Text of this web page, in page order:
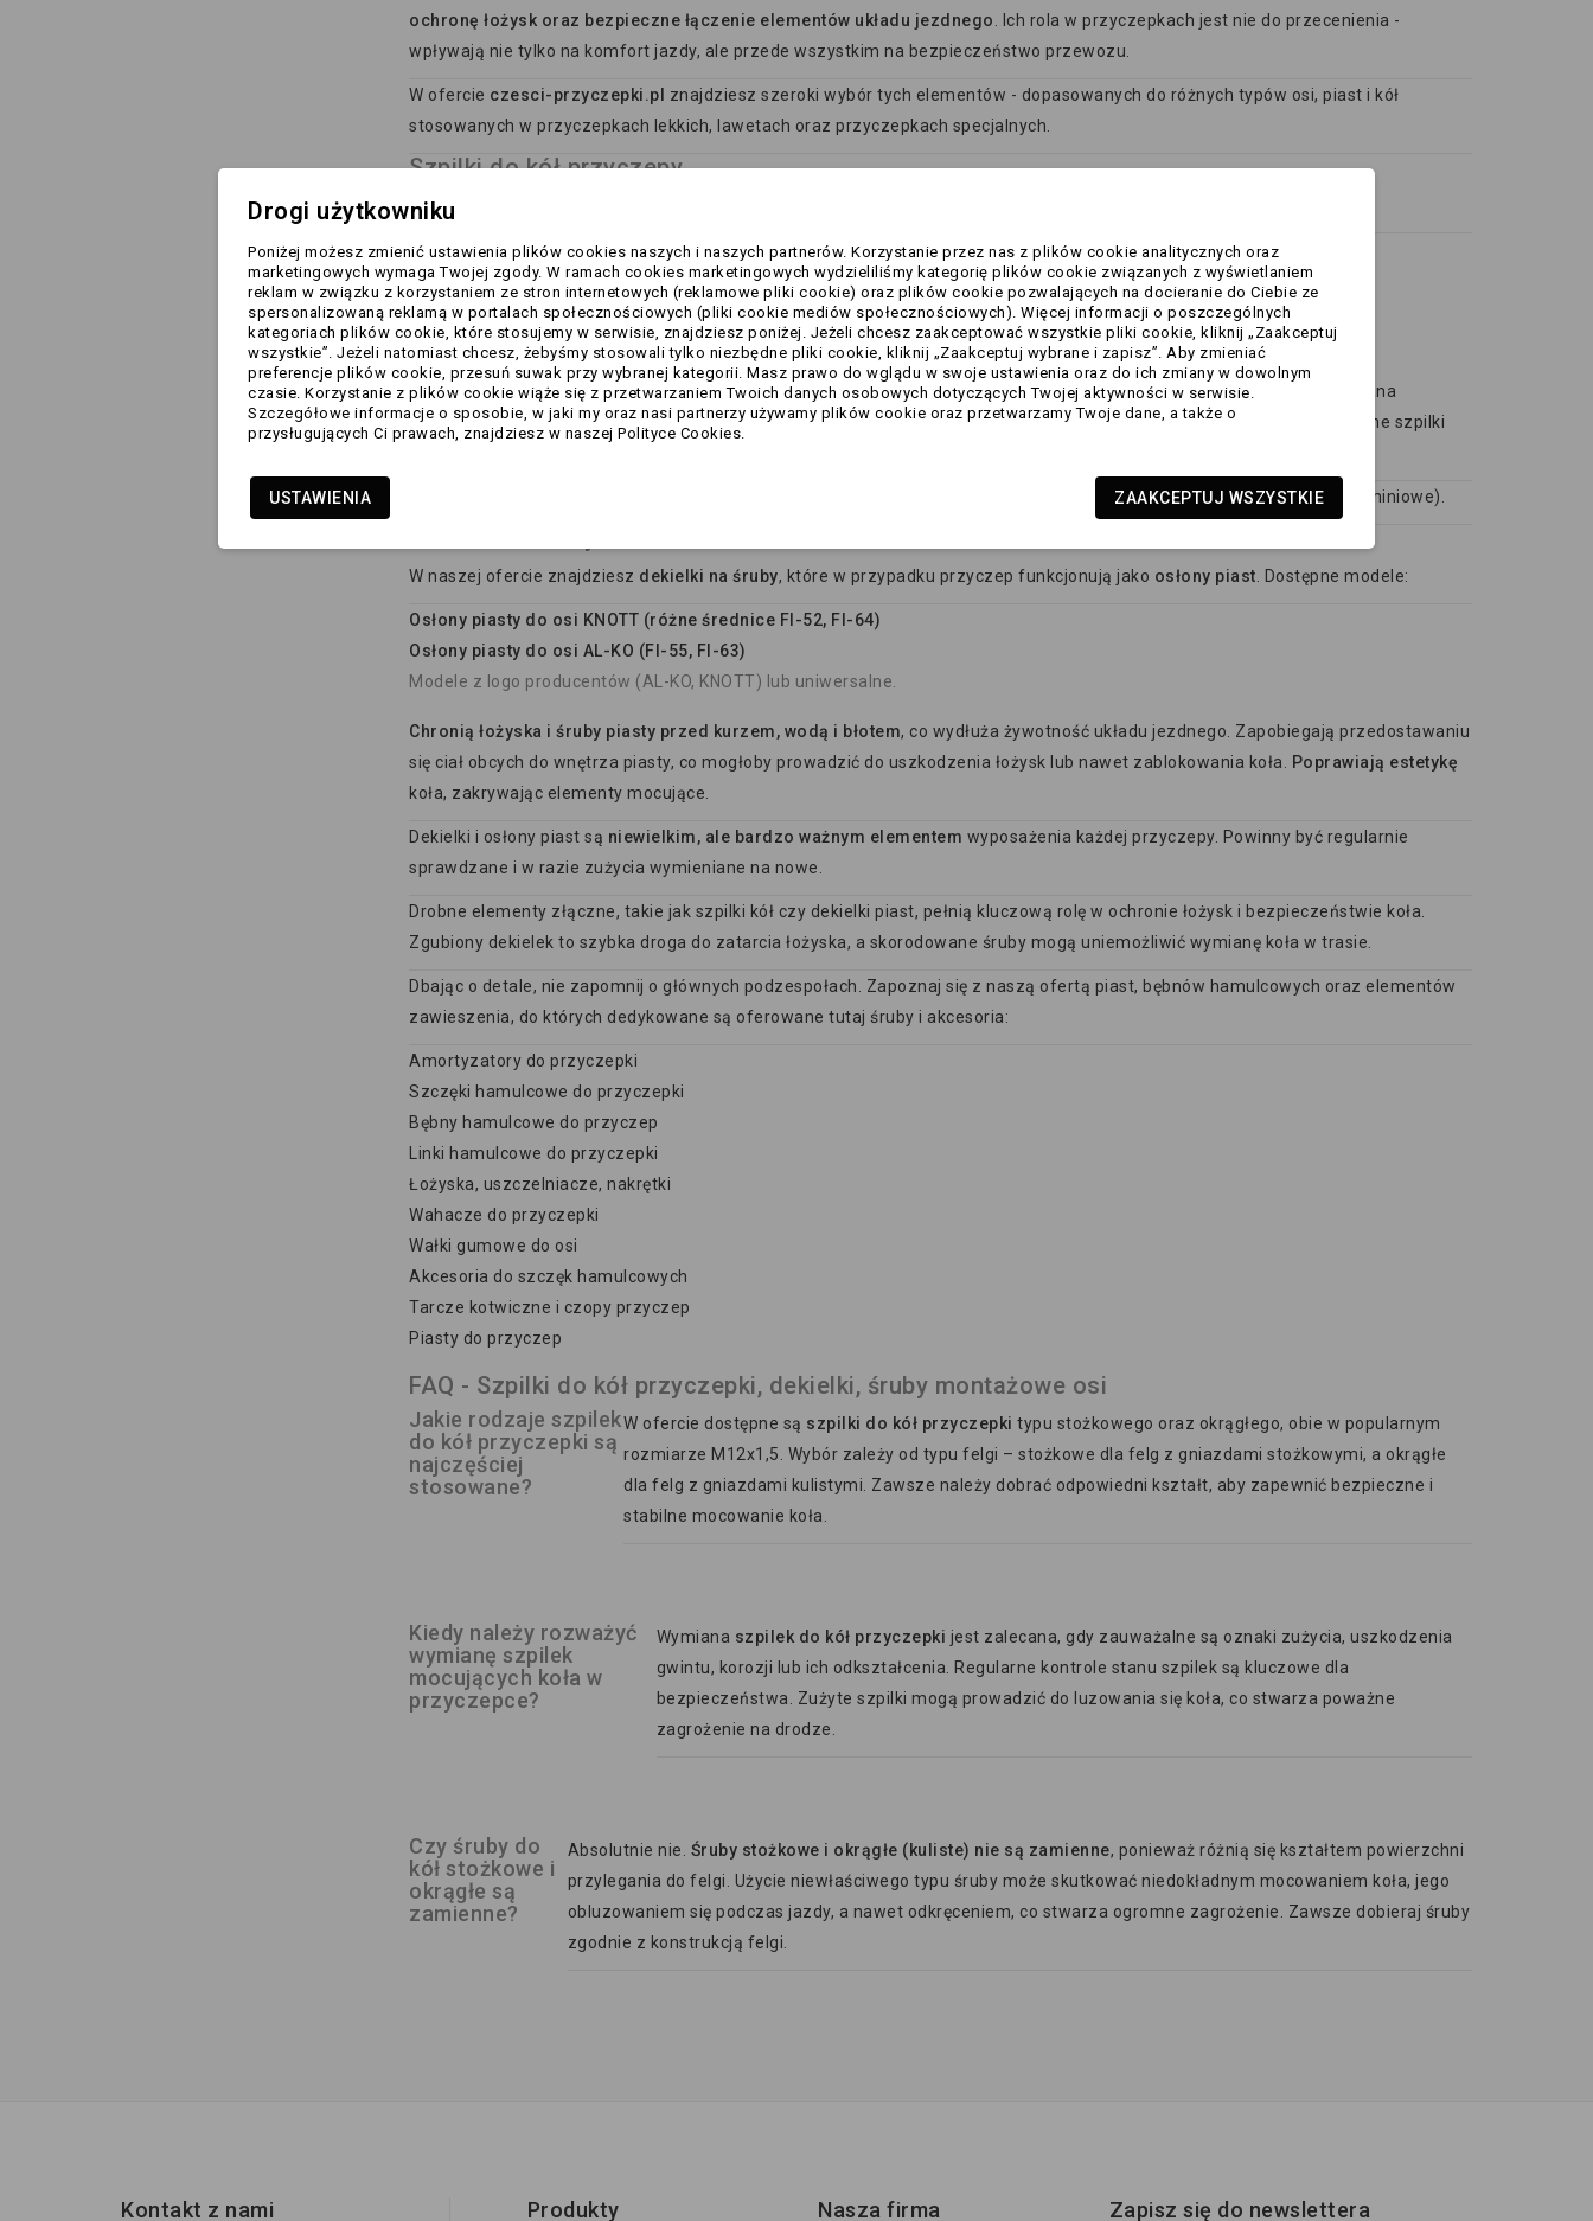
ochronę łożysk oraz bezpieczne łączenie elementów układu jezdnego . Ich rola w przyczepkach jest nie do przecenienia -
wpływają nie tylko na komfort jazdy, ale przede wszystkim na bezpieczeństwo przewozu.
W ofercie czesci-przyczepki.pl
znajdziesz szeroki wybór tych elementów - dopasowanych do różnych typów osi, piast i kół
stosowanych w przyczepkach lekkich, lawetach oraz przyczepkach specjalnych.
Szpilki do kół przyczepy
Szpilki do kół
Szpilka stożek (M12x1,5)
Szpilka okrągła (M12x1,5)
Zestaw 8 x śruba stożek (M12x1,5)
Zestaw 4 x śruba M12x35
Szpilki mogą ulegać zużyciu, korozji lub mechanicznemu uszkodzeniu (np. zerwanie gwintu przy demontażu kół). Wymiana
zużytych lub uszkodzonych szpilek jestkonieczna dla zachowania bezpieczeństwa jazdy- niedokręcone lub uszkodzone szpilki
albo przy zmianie rodzaju felg (np. ze stalowych na aluminiowe).
W naszej ofercie znajdziesz dekielki na śruby, które w przypadku przyczep funkcjonują jako osłony piast . Dostępne modele:
Osłony piasty do osi KNOTT (różne średnice FI-52, FI-64)
Osłony piasty do osi AL-KO (FI-55, FI-63)
Modele z logo producentów (AL-KO, KNOTT) lub uniwersalne.
Chronią łożyska i śruby piasty przed kurzem, wodą i błotem, co wydłuża żywotność układu jezdnego. Zapobiegają przedostawaniu
się ciał obcych do wnętrza piasty, co mogłoby prowadzić do uszkodzenia łożysk lub nawet zablokowania koła.
Poprawiają estetykę
koła, zakrywając elementy mocujące.
Dekielki i osłony piast są niewielkim, ale bardzo ważnym elementem wyposażenia każdej przyczepy. Powinny być regularnie
sprawdzane i w razie zużycia wymieniane na nowe.
Drobne elementy złączne, takie jak szpilki kół czy dekielki piast, pełnią kluczową rolę w ochronie łożysk i bezpieczeństwie koła.
Zgubiony dekielek to szybka droga do zatarcia łożyska, a skorodowane śruby mogą uniemożliwić wymianę koła w trasie.
Dbając o detale, nie zapomnij o głównych podzespołach. Zapoznaj się z naszą ofertą piast, bębnów hamulcowych oraz elementów
zawieszenia, do których dedykowane są oferowane tutaj śruby i akcesoria:
Amortyzatory do przyczepki
Szczęki hamulcowe do przyczepki
Bębny hamulcowe do przyczep
Linki hamulcowe do przyczepki
Łożyska, uszczelniacze, nakrętki
Wahacze do przyczepki
Wałki gumowe do osi
Akcesoria do szczęk hamulcowych
Tarcze kotwiczne i czopy przyczep
Piasty do przyczep
FAQ - Szpilki do kół przyczepki, dekielki, śruby montażowe osi
Jakie rodzaje szpilek
do kół przyczepki są
najczęściej
stosowane?
W ofercie dostępne są szpilki do kół przyczepki typu stożkowego oraz okrągłego, obie w popularnym
rozmiarze M12x1,5. Wybór zależy od typu felgi – stożkowe dla felg z gniazdami stożkowymi, a okrągłe
dla felg z gniazdami kulistymi. Zawsze należy dobrać odpowiedni kształt, aby zapewnić bezpieczne i
stabilne mocowanie koła.
Kiedy należy rozważyć
wymianę szpilek
mocujących koła w
przyczepce?
Wymiana szpilek do kół przyczepki jest zalecana, gdy zauważalne są oznaki zużycia, uszkodzenia
gwintu, korozji lub ich odkształcenia. Regularne kontrole stanu szpilek są kluczowe dla
bezpieczeństwa. Zużyte szpilki mogą prowadzić do luzowania się koła, co stwarza poważne
zagrożenie na drodze.
Czy śruby do
kół stożkowe i
okrągłe są
zamienne?
Absolutnie nie. Śruby stożkowe i okrągłe (kuliste) nie są zamienne, ponieważ różnią się kształtem powierzchni
przylegania do felgi. Użycie niewłaściwego typu śruby może skutkować niedokładnym mocowaniem koła, jego
obluzowaniem się podczas jazdy, a nawet odkręceniem, co stwarza ogromne zagrożenie. Zawsze dobieraj śruby
zgodnie z konstrukcją felgi.
Kontakt z nami Produkty Nasza firma Zapisz się do newslettera
Drogi użytkowniku
Poniżej możesz zmienić ustawienia plików cookies naszych i naszych partnerów. Korzystanie przez nas z plików cookie analitycznych oraz
marketingowych wymaga Twojej zgody. W ramach cookies marketingowych wydzieliliśmy kategorię plików cookie związanych z wyświetlaniem
reklam w związku z korzystaniem ze stron internetowych (reklamowe pliki cookie) oraz plików cookie pozwalających na docieranie do Ciebie ze
spersonalizowaną reklamą w portalach społecznościowych (pliki cookie mediów społecznościowych). Więcej informacji o poszczególnych
kategoriach plików cookie, które stosujemy w serwisie, znajdziesz poniżej. Jeżeli chcesz zaakceptować wszystkie pliki cookie, kliknij „Zaakceptuj
wszystkie”. Jeżeli natomiast chcesz, żebyśmy stosowali tylko niezbędne pliki cookie, kliknij „Zaakceptuj wybrane i zapisz”. Aby zmieniać
preferencje plików cookie, przesuń suwak przy wybranej kategorii. Masz prawo do wglądu w swoje ustawienia oraz do ich zmiany w dowolnym
czasie. Korzystanie z plików cookie wiąże się z przetwarzaniem Twoich danych osobowych dotyczących Twojej aktywności w serwisie.
Szczegółowe informacje o sposobie, w jaki my oraz nasi partnerzy używamy plików cookie oraz przetwarzamy Twoje dane, a także o
przysługujących Ci prawach, znajdziesz w naszej Polityce Cookies.
USTAWIENIA ZAAKCEPTUJ WSZYSTKIE